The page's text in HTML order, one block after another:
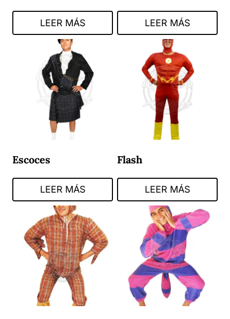
LEER MÁS LEER MÁS
Escoces
LEER MÁS
Flash
LEER MÁS